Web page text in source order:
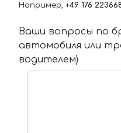
Например, +49 176
Ваши вопросы по
автомобиля или
водителем)